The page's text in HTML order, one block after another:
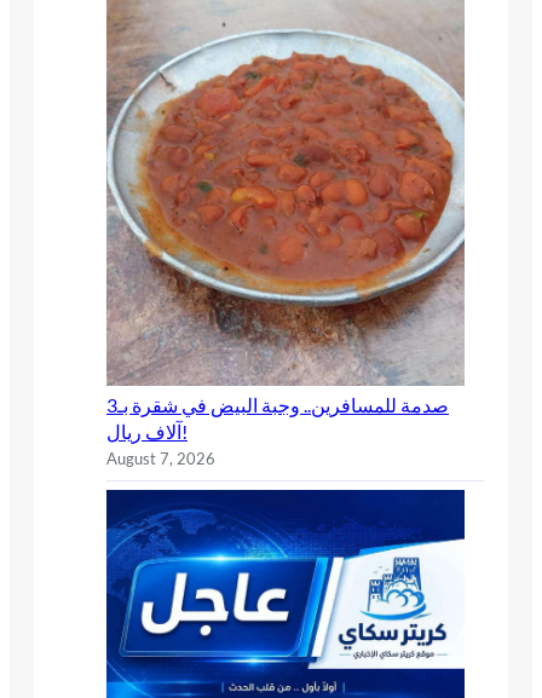
صدمة للمسافرين.. وجبة البيض في شقرة بـ3
آلاف ريال!
August 7, 2026